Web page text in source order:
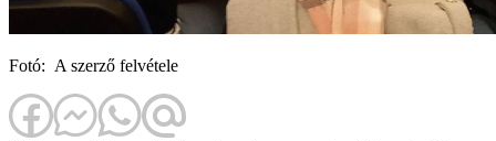
Fotó: A szerző felvétele